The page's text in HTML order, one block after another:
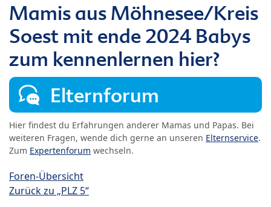
Mamis aus Möhnesee/Kreis
Soest mit ende 2024 Babys
zum kennenlernen hier?
Elternforum
Hier findest du Erfahrungen anderer Mamas und Papas. Bei
weiteren Fragen, wende dich gerne an unseren Elternservice.
Zum Expertenforum wechseln.
Foren-Übersicht
Zurück zu „PLZ 5“